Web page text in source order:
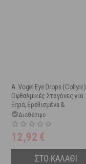
A. Vogel Eye Drops (Collyre)
Οφθαλμικές Σταγόνες για
Ξηρά, Ερεθισμένα &
Κουρασμένα Μάτια 10ml
Διαθέσιμο
12,92 €
ΣΤΟ ΚΑΛΑΘΙ